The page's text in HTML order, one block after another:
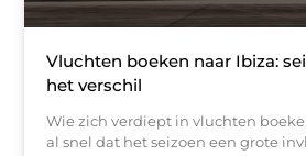
Vluchten boeken naar Ibiza:
het verschil
Wie zich verdiept in vluchten
al snel dat het seizoen een grote